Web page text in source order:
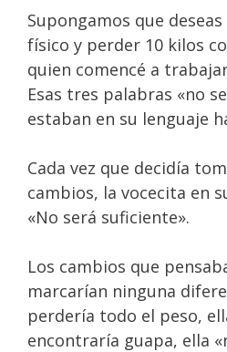
Supongamos que
físico y perder 10 kilos
quien comencé a
Esas tres palabras «no
estaban en su lenguaje
Cada vez que decidía
cambios, la vocecita en
«No será suficiente».
Los cambios que
marcarían ninguna
perdería todo el peso,
encontraría guapa, ella